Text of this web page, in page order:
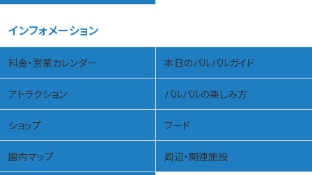
インフォメーション
料金・営業カレンダー 本日のパルパルガイド
アトラクション パルパルの楽しみ方
ショップ フード
園内マップ 周辺・関連施設